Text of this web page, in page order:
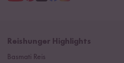
Reishunger Highlights
Basmati Reis